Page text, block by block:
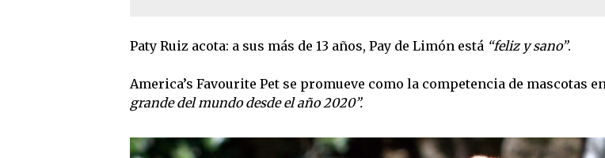
Paty Ruiz acota: a sus más de 13 años, Pay de Limón está“feliz y sano”.
America’s Favourite Pet se promueve como la competencia de mascotas
grande del mundo desde el año 2020”.